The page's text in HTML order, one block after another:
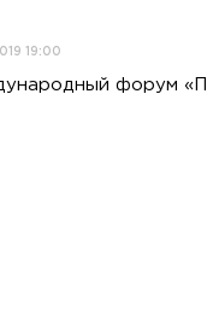
19:00
форум